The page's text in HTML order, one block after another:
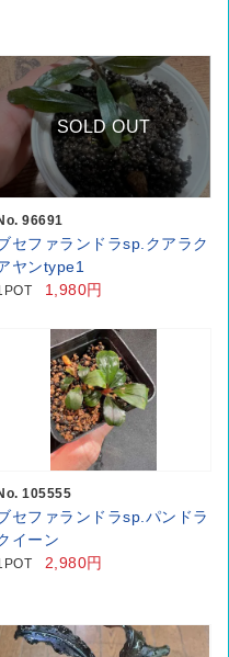
SOLD OUT
96691
セファランドラsp.クアラク
ヤンtype1
1,980円
105555
セファランドラsp.パンドラ
イーン
2,980円